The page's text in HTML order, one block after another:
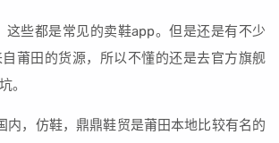
这些都是常见的卖鞋app。但是还是有不少
莆田的货源，所以不懂的还是去官方旗舰
。
内，仿鞋，鼎鼎鞋贸是莆田本地比较有名的